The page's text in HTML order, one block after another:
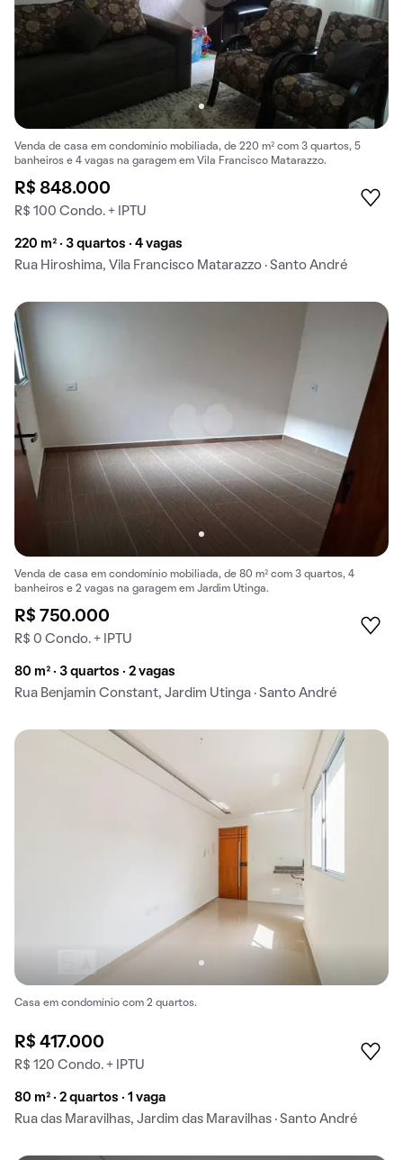
Venda de casa em condomínio mobiliada, de 220 m² com 3 quartos, 5
banheiros e 4 vagas na garagem em Vila Francisco Matarazzo.
R$ 848.000
R$ 100 Condo. + IPTU
220 m² · 3 quartos · 4 vagas
Rua Hiroshima, Vila Francisco Matarazzo · Santo André
Venda de casa em condomínio mobiliada, de 80 m² com 3 quartos, 4
banheiros e 2 vagas na garagem em Jardim Utinga.
R$ 750.000
R$ 0 Condo. + IPTU
80 m² · 3 quartos · 2 vagas
Rua Benjamin Constant, Jardim Utinga · Santo André
Casa em condomínio com 2 quartos.
R$ 417.000
R$ 120 Condo. + IPTU
80 m² · 2 quartos · 1 vaga
Rua das Maravilhas, Jardim das Maravilhas · Santo André